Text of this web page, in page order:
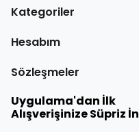
Kategoriler
Hesabım
Sözleşmeler
Uygulama'dan İlk
Alışverişinize Süpriz